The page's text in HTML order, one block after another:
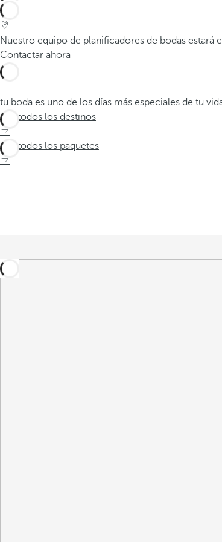
Nuestro equipo de planificadores de bodas estará
Contactar ahora
tu boda es uno de los días más especiales de tu
Ver todos los destinos
Ver todos los paquetes